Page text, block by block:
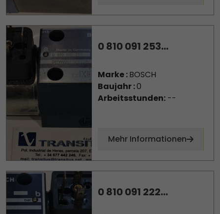
0 810 091 253...
Marke :BOSCH
Baujahr :0
Arbeitsstunden:--
Mehr Informationen
0 810 091 222...